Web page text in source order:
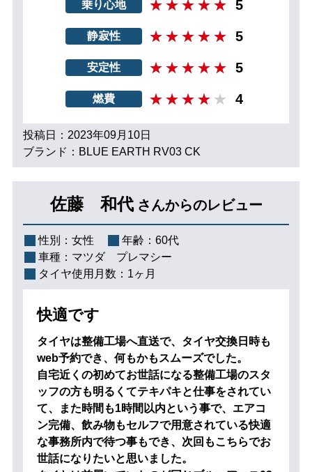
乗り心地 5
静寂性 5
安定性 5
燃費 4
投稿日：2023年09月10日
ブランド：BLUE EARTH RV03 CK
佐藤 和代 さんからのレビュー
性別： 女性 年齢： 60代
車種： マツダ プレマシー
タイヤ使用月数： 1ヶ月
快適です
タイヤは整備工場へ直送で、タイヤ交換日時も
web予約でき、何もかもスムーズでした。
自宅近くの初めてお世話になる整備工場のスタ
ッフの方も明るくてテキパキと仕事をされてい
て、また時間も1時間以内という事で、エアコ
ン完備、飲み物もセルフで用意されている快適
な事務所内で待つ事もでき、次回もこちらでお
世話になりたいと思いました。